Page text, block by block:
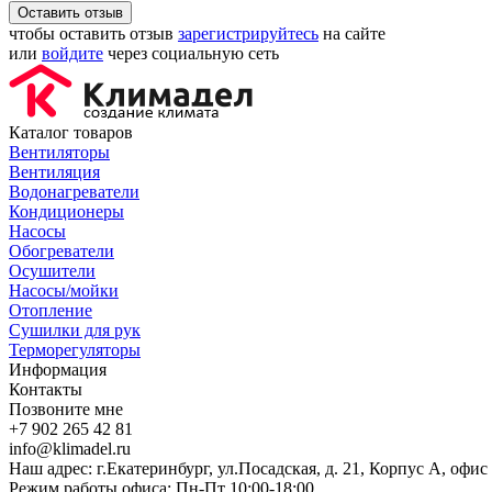
Оставить отзыв
чтобы оставить отзыв зарегистрируйтесь на сайте
или войдите через социальную сеть
Каталог товаров
Вентиляторы
Вентиляция
Водонагреватели
Кондиционеры
Насосы
Обогреватели
Осушители
Насосы/мойки
Отопление
Сушилки для рук
Терморегуляторы
Информация
Контакты
Позвоните мне
+7 902 265 42 81
info@klimadel.ru
Наш адрес: г.Екатеринбург, ул.Посадская, д. 21, Корпус А, офис